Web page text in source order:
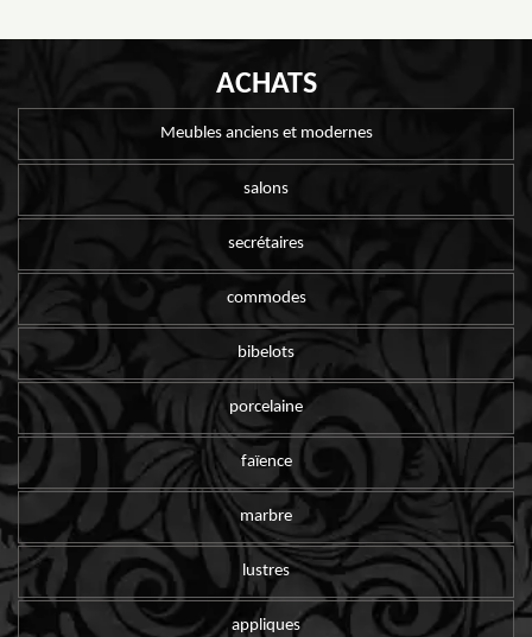
ACHATS
Meubles anciens et modernes
salons
secrétaires
commodes
bibelots
porcelaine
faïence
marbre
lustres
appliques